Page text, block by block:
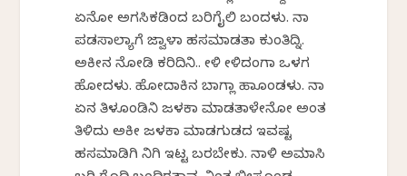
ಏನೋ ಅಗಸಿಕಡಿಂದ ಬರಿಗೈಲಿ ಬಂದಳು. ನಾ
ಪಡಸಾಲ್ಯಾಗೆ ಜ್ವಾಳಾ ಹಸಮಾಡತಾ ಕುಂತಿದ್ನಿ.
ಅಕೀನ ನೋಡಿ ಕರಿದಿನಿ.. ಕೇಳಿ ಕೇಳಿದಂಗಾ ಒಳಗ
ಹೋದಳು. ಹೋದಾಕಿನ ಬಾಗ್ಲಾ ಹಾಕೊಂಡಳು. ನಾ
ಏನ ತಿಳಕೊಂಡಿನಿ ಜಳಕಾ ಮಾಡತಾಳೇನೋ ಅಂತ
ತಿಳಿದು ಅಕೀ ಜಳಕಾ ಮಾಡಗುಡದ ಇವಷ್ಟ
ಹಸಮಾಡಿಗಿ ನಿಗಿ ಇಟ್ಟ ಬರಬೇಕು. ನಾಳಿ ಅಮಾಸಿ